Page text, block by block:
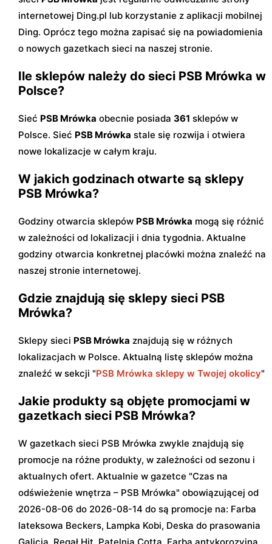
internetowej Ding.pl lub korzystanie z aplikacji mobilnej
Ding. Oprócz tego można zapisać się na powiadomienia
o nowych gazetkach sieci na naszej stronie.
Ile sklepów należy do sieci PSB Mrówka w
Polsce?
Sieć PSB Mrówka obecnie posiada 361 sklepów w
Polsce. Sieć PSB Mrówka stale się rozwija i otwiera
nowe lokalizacje w całym kraju.
W jakich godzinach otwarte są sklepy
PSB Mrówka?
Godziny otwarcia sklepów PSB Mrówka mogą się różnić
w zależności od lokalizacji i dnia tygodnia. Aktualne
godziny otwarcia konkretnej placówki można znaleźć na
naszej stronie internetowej.
Gdzie znajdują się sklepy sieci PSB
Mrówka?
Sklepy sieci PSB Mrówka znajdują się w różnych
lokalizacjach w Polsce. Aktualną listę sklepów można
znaleźć w sekcji "PSB Mrówka sklepy w Twojej okolicy"
Jakie produkty są objęte promocjami w
gazetkach sieci PSB Mrówka?
W gazetkach sieci PSB Mrówka zwykle znajdują się
promocje na różne produkty, w zależności od sezonu i
aktualnych ofert. Aktualnie w gazetce "Czas na
odświeżenie wnętrza – PSB Mrówka" obowiązującej od
2026-08-06 do 2026-08-14 do są promocje na: Farba
lateksowa Beckers, Lampka Kobi, Deska do prasowania